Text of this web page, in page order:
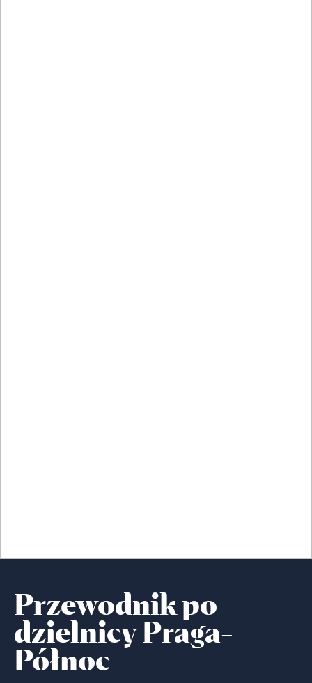
Przewodnik po
dzielnicy Praga-
Północ